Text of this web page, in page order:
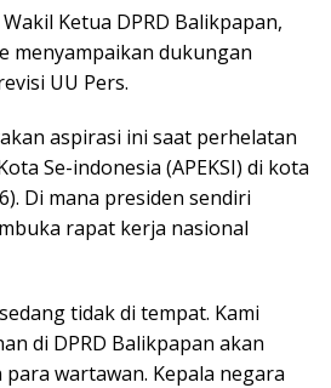
Ketua DPRD Balikpapan,
menyampaikan dukungan
UU Pers.
aspirasi ini saat perhelatan
Se-indonesia (APEKSI) di kota
Di mana presiden sendiri
rapat kerja nasional
tidak di tempat. Kami
di DPRD Balikpapan akan
wartawan. Kepala negara